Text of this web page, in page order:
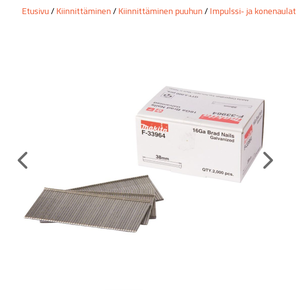
Etusivu/Kiinnittäminen/Kiinnittäminen puuhun/Impulssi- ja konenaulat